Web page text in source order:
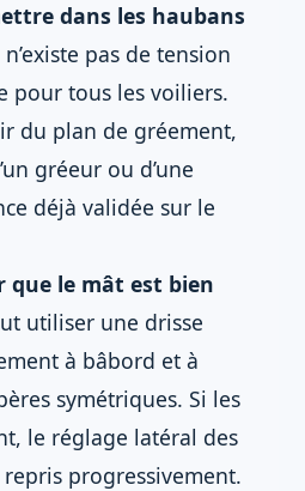
dans les haubans
pas de tension
pour tous les voiliers.
du plan de gréement,
gréeur ou d’une
déjà validée sur le
que le mât est bien
utiliser une drisse
à bâbord et à
symétriques. Si les
le réglage latéral des
progressivement.